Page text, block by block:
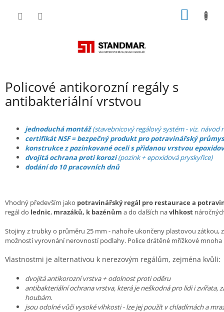
Policové antikorozní regály s
antibakteriální vrstvou
jednoduchá montáž(stavebnicový regálový systém - viz. návod
certifikát NSF = bezpečný produkt pro potravinářský
konstrukce z pozinkované oceli s přidanou vrstvou
dvojitá ochrana proti korozi(pozink + epoxidová pryskyřice)
dodání do 10 pracovních dnů
Vhodný především jako potravinářský regál pro restaurace a
regál do lednic, mrazáků, k bazénům a do dalších navlhkost
Stojiny z trubky o průměru 25 mm - nahoře ukončeny plastovou zátkou,
možností vyrovnání nerovností podlahy. Police drátěné mřížkové
Vlastnostmi je alternativou k nerezovým regálům, zejména kvůli:
dvojitá antikorozní vrstva + odolnost proti oděru
antibakteriální ochrana vrstva, která je neškodná pro lidi i zvířata,
houbám.
jsou odolné vůči vysoké vlhkosti - lze jej použít v chladírnách a